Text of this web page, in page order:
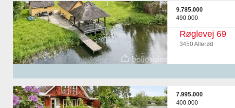
9.785.000
490.000
Røglevej 69
3450 Allerød
7.995.000
400.000